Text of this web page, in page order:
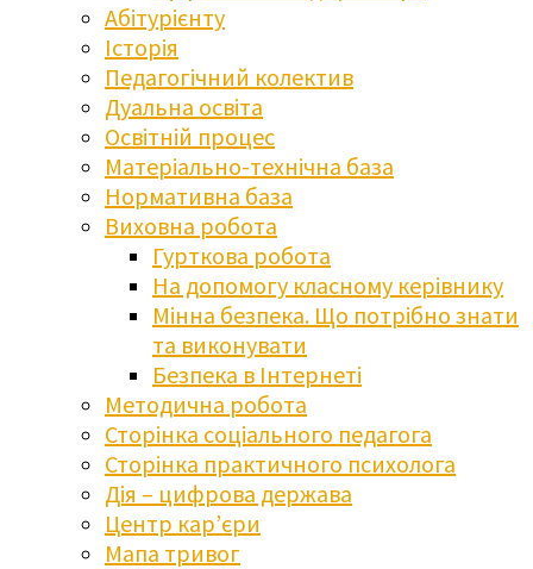
Абітурієнту
Історія
Педагогічний колектив
Дуальна освіта
Освітній процес
Матеріально-технічна база
Нормативна база
Виховна робота
Гурткова робота
На допомогу класному керівнику
Мінна безпека. Що потрібно знати
та виконувати
Безпека в Інтернеті
Методична робота
Сторінка соціального педагога
Сторінка практичного психолога
Дія – цифрова держава
Центр кар’єри
Мапа тривог